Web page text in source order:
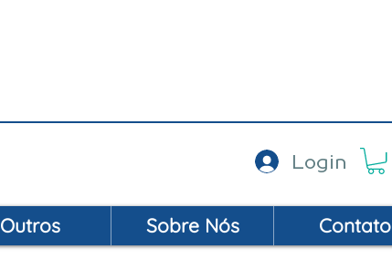
Login
Outros Sobre Nós Contato